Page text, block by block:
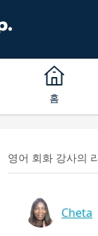
홈
영어 회화 강사의
Cheta